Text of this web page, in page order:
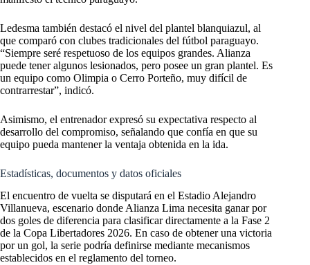
Ledesma también destacó el nivel del plantel blanquiazul, al
que comparó con clubes tradicionales del fútbol paraguayo.
“Siempre seré respetuoso de los equipos grandes. Alianza
puede tener algunos lesionados, pero posee un gran plantel. Es
un equipo como Olimpia o Cerro Porteño, muy difícil de
contrarrestar”, indicó.
Asimismo, el entrenador expresó su expectativa respecto al
desarrollo del compromiso, señalando que confía en que su
equipo pueda mantener la ventaja obtenida en la ida.
Estadísticas, documentos y datos oficiales
El encuentro de vuelta se disputará en el Estadio Alejandro
Villanueva, escenario donde Alianza Lima necesita ganar por
dos goles de diferencia para clasificar directamente a la Fase 2
de la Copa Libertadores 2026. En caso de obtener una victoria
por un gol, la serie podría definirse mediante mecanismos
establecidos en el reglamento del torneo.